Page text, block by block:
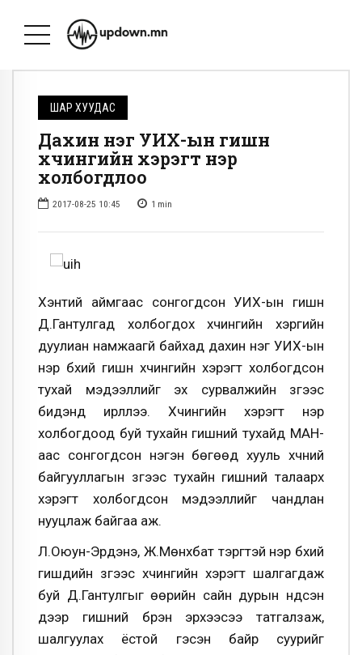
ШАР ХУУДАС
Дахин нэг УИХ-ын гишүүн
хүчингийн хэрэгт нэр
холбогдлоо
2017-08-25 10:45 1 min
Хэнтий аймгаас сонгогдсон УИХ-ын гишүүн
Д.Гантулгад холбогдох хүчингийн хэргийн
дуулиан намжаагүй байхад дахин нэг УИХ-ын
нэр бүхий гишүүн хүчингийн хэрэгт холбогдсон
тухай мэдээллийг эх сурвалжийн зүгээс
бидэнд ирүүллээ. Хүчингийн хэрэгт нэр
холбогдоод буй тухайн гишүүний тухайд МАН-
аас сонгогдсон нэгэн бөгөөд хууль хүчний
байгууллагын зүгээс тухайн гишүүний талаарх
хэрэгт холбогдсон мэдээллийг чандлан
нууцлаж байгаа аж.
Л.Оюун-Эрдэнэ, Ж.Мөнхбат тэргүүтэй нэр бүхий
гишүүдийн зүгээс хүчингийн хэрэгт шалгагдаж
буй Д.Гантулгыг өөрийн сайн дурын үндсэн
дээр гишүүний бүрэн эрхээсээ татгалзаж,
шалгуулах ёстой гэсэн байр суурийг